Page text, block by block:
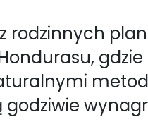
rodzinnych
godziwie